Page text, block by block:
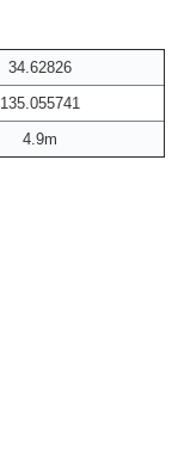
34.62826
135.055741
4.9m